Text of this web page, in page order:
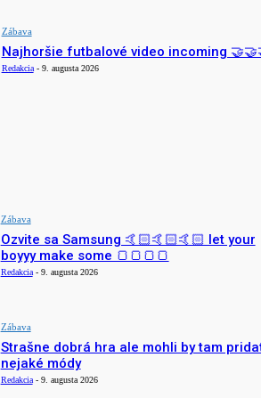
Zábava
Najhoršie futbalové video incoming
Redakcia - 9. augusta 2026
Zábava
Ozvite sa Samsung 🤙🏻🤙🏻🤙🏻 let your
boyyy make some 🍞🍞🍞🍞
Redakcia - 9. augusta 2026
Zábava
Strašne dobrá hra ale mohli by tam
nejaké módy
Redakcia - 9. augusta 2026